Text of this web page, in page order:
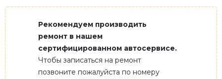
Рекомендуем производить
ремонт в нашем
сертифицированном автосервисе.
Чтобы записаться на ремонт
позвоните пожалуйста по номеру